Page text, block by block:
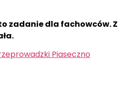
zadanie dla fachowców. Z
Piaseczno